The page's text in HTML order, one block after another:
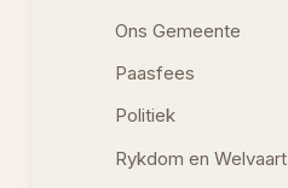
Ons Gemeente
Paasfees
Politiek
Rykdom en Welvaart